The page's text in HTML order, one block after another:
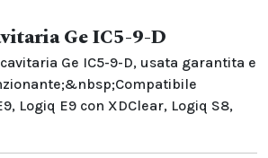
Ge IC5-9-D
Ge IC5-9-D, usata garantita e
Logiq E9 con XDClear, Logiq S8,